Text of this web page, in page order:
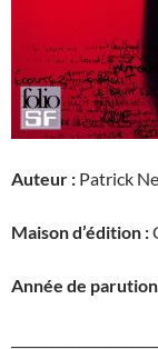
Auteur : Patrick
Maison d’édition :
Année de